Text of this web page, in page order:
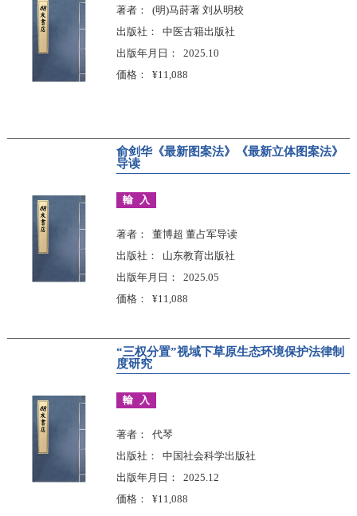
著者
(明)马莳著 刘从明校
出版社
中医古籍出版社
出版年月日
2025.10
価格
¥11,088
俞剑华《最新图案法》《最新立体图案法》
导读
輸入
著者
董博超 董占军导读
出版社
山东教育出版社
出版年月日
2025.05
価格
¥11,088
“三权分置”视域下草原生态环境保护法律制
度研究
輸入
著者
代琴
出版社
中国社会科学出版社
出版年月日
2025.12
価格
¥11,088